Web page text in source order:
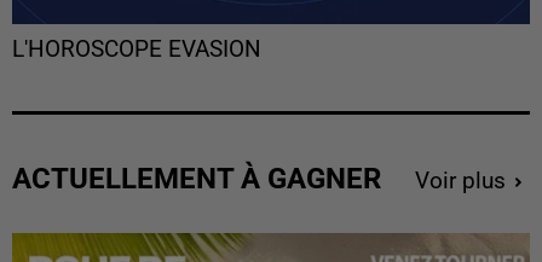
L'HOROSCOPE EVASION
ACTUELLEMENT À GAGNER Voir plus